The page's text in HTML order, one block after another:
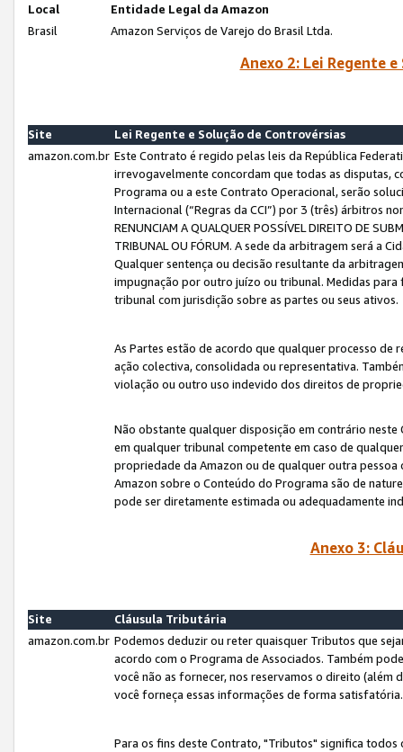
Local
Entidade Legal da Amazon
Brasil
Amazon Serviços de Varejo do Brasil Ltda.
Anexo 2: Lei Regente
Site
Lei Regente e Solução de Controvérsias
amazon.com.br Este Contrato é regido pelas leis da República
irrevogavelmente concordam que todas as disputas,
Programa ou a este Contrato Operacional, serão
Internacional (“Regras da CCI”) por 3 (três) árbitros
RENUNCIAM A QUALQUER POSSÍVEL DIREITO DE
TRIBUNAL OU FÓRUM. A sede da arbitragem será a
Qualquer sentença ou decisão resultante da
impugnação por outro juízo ou tribunal. Medidas
tribunal com jurisdição sobre as partes ou seus ativos.
As Partes estão de acordo que qualquer processo
ação colectiva, consolidada ou representativa.
violação ou outro uso indevido dos direitos de
Não obstante qualquer disposição em contrário
em qualquer tribunal competente em caso de
propriedade da Amazon ou de qualquer outra
Amazon sobre o Conteúdo do Programa são de
pode ser diretamente estimada ou adequadamente
Anexo 3:
Site
Cláusula Tributária
amazon.com.br Podemos deduzir ou reter quaisquer Tributos que
acordo com o Programa de Associados. Também
você não as fornecer, nos reservamos o direito (além
você forneça essas informações de forma
Para os fins deste Contrato, "Tributos" significa